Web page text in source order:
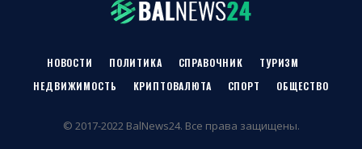
НОВОСТИ ПОЛИТИКА СПРАВОЧНИК
ТУРИЗМ
НЕДВИЖИМОСТЬ
КРИПТОВАЛЮТА СПОРТ ОБЩЕСТВО
© 2017-2022 BalNews24. Все права защищены.